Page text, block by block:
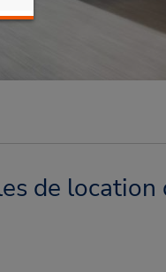
de location